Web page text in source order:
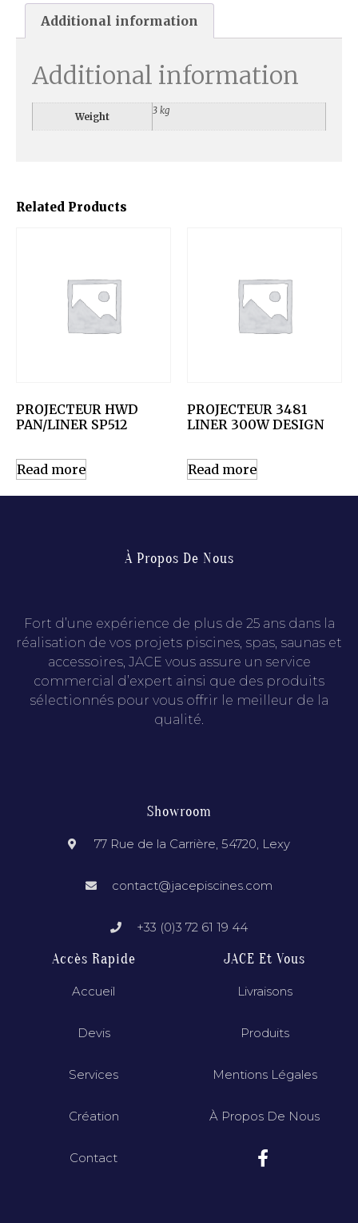
Related Products
PROJECTEUR HWD
PAN/LINER SP512
Read more
PROJECTEUR 3481
LINER 300W DESIGN
Read more
Additional information
Additional information
Weight
3 kg
À Propos De Nous
Fort d’une expérience de plus de 25 ans dans la
réalisation de vos projets piscines, spas, saunas et
accessoires, JACE vous assure un service
commercial d’expert ainsi que des produits
sélectionnés pour vous offrir le meilleur de la
qualité.
Showroom
77 Rue de la Carrière, 54720, Lexy
contact@jacepiscines.com
+33 (0)3 72 61 19 44
Accès Rapide
Accueil
Devis
Services
Création
Contact
JACE Et Vous
Livraisons
Produits
Mentions Légales
À Propos De Nous